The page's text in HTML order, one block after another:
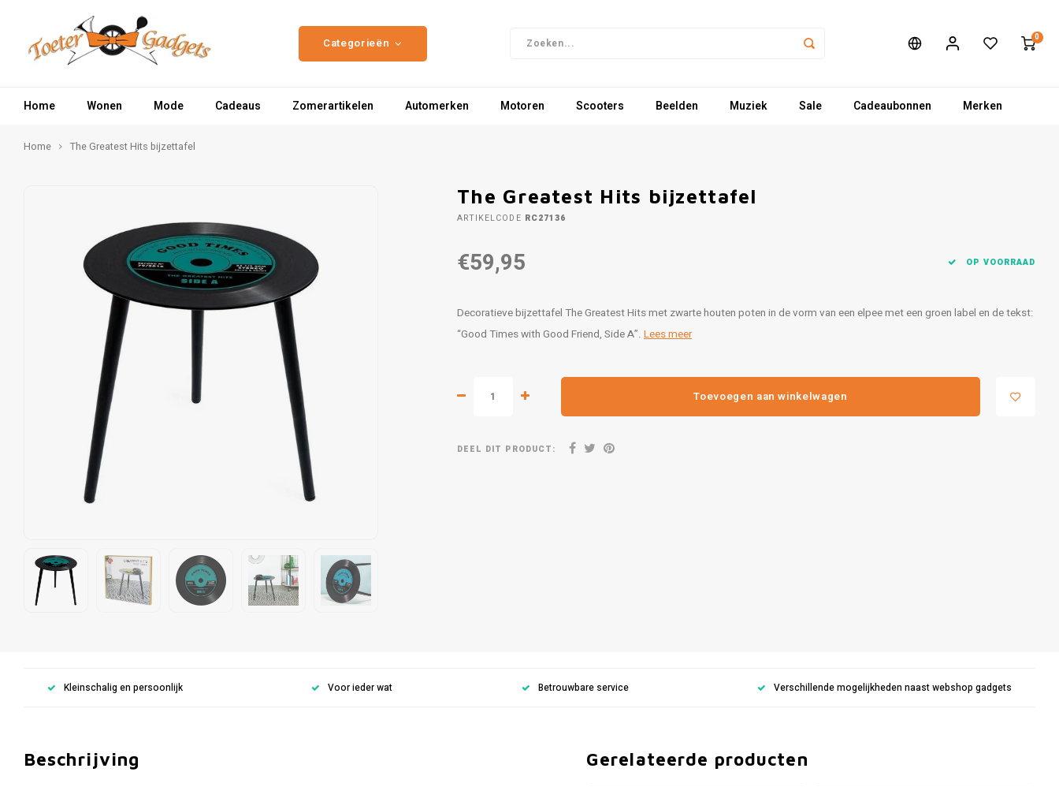
Categorieën 0
Home Wonen Mode Cadeaus Zomerartikelen Automerken Motoren Scooters Beelden Muziek Sale Cadeaubonnen Merken
Home The Greatest Hits bijzettafel
The Greatest Hits bijzettafel
ARTIKELCODE RC27136
€59,95 OP VOORRAAD
Decoratieve bijzettafel The Greatest Hits met zwarte houten poten in de vorm van een elpee met een groen label en de tekst:
“Good Times with Good Friend, Side A”. Lees meer
Toevoegen aan winkelwagen
DEEL DIT PRODUCT:
Kleinschalig en persoonlijk Voor ieder wat Betrouwbare service Verschillende mogelijkheden naast webshop gadgets
Beschrijving Gerelateerde producten